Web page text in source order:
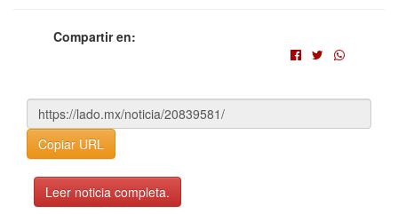
Compartir en:
Copiar URL
Leer noticia completa.